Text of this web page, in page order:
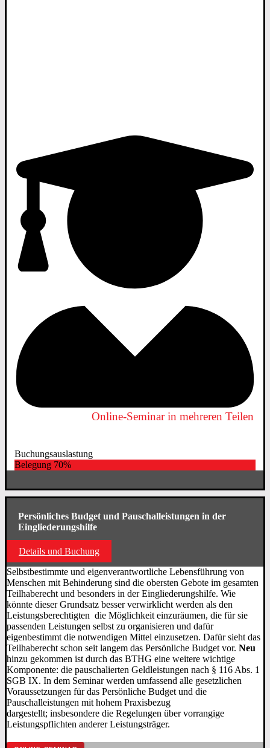
Online-Seminar in mehreren Teilen
Buchungsauslastung
Belegung 70%
Persönliches Budget und Pauschalleistungen in der
Eingliederungshilfe
Details und Buchung
Selbstbestimmte und eigenverantwortliche Lebensführung von
Menschen mit Behinderung sind die obersten Gebote im gesamten
Teilhaberecht und besonders in der Eingliederungshilfe. Wie
könnte dieser Grundsatz besser verwirklicht werden als den
Leistungsberechtigten die Möglichkeit einzuräumen, die für sie
passenden Leistungen selbst zu organisieren und dafür
eigenbestimmt die notwendigen Mittel einzusetzen. Dafür sieht das
Teilhaberecht schon seit langem das Persönliche Budget vor. Neu
hinzu gekommen ist durch das BTHG eine weitere wichtige
Komponente: die pauschalierten Geldleistungen nach § 116 Abs. 1
SGB IX. In dem Seminar werden umfassend alle gesetzlichen
Voraussetzungen für das Persönliche Budget und die
Pauschalleistungen mit hohem Praxisbezug
dargestellt; insbesondere die Regelungen über vorrangige
Leistungspflichten anderer Leistungsträger.